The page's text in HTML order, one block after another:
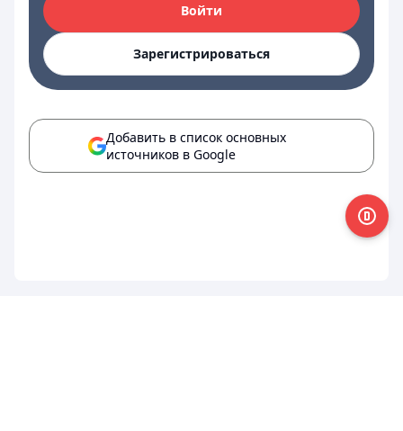
Войти
Зарегистрироваться
Добавить в список основных
источников в Google